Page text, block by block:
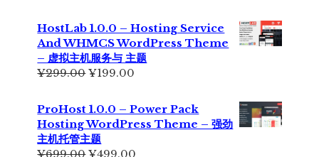
为：
¥355.00。
价
格
为：
¥229.00。
HostLab 1.0.0 – Hosting Service
And WHMCS WordPress Theme
– 虚拟主机服务与 主题
¥299.00原
为：
¥299.00。
¥199.00
价
格
为：
ProHost 1.0.0 – Power Pack
Hosting WordPress Theme – 强劲
主机托管主题
¥699.00原
¥499.00